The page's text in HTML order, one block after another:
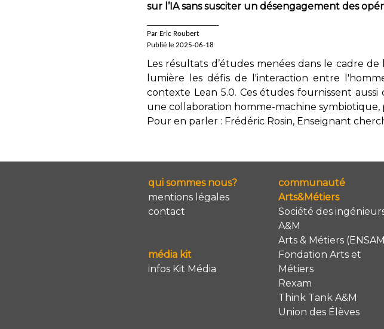
sur l’IA sans susciter un désengagement des
Par Eric Roubert
Publié le 2025-06-18
Les résultats d’études menées dans le cadre
lumière les défis de l'interaction entre
contexte Lean 5.0. Ces études fournissent
une collaboration homme-machine
Pour en parler : Frédéric Rosin, Enseignant
qui sommes nous?
mentions légales
contact
média kit
infos Kit Média
communauté
Arts&Métiers
Société des
A&M
Arts & Métiers
Fondation Arts et
Métiers
Rexam
Think Tank A&M
Union des Élèves